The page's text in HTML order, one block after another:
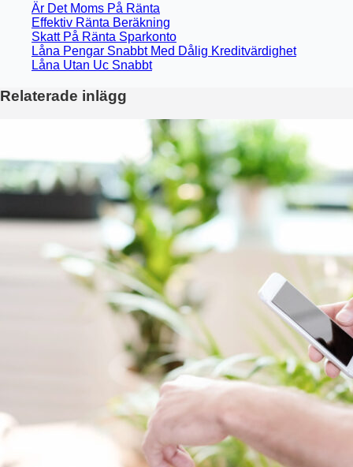
Är Det Moms På Ränta
Effektiv Ränta Beräkning
Skatt På Ränta Sparkonto
Låna Pengar Snabbt Med Dålig Kreditvärdighet
Låna Utan Uc Snabbt
Relaterade inlägg